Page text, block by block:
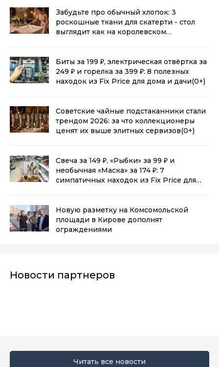
Забудьте про обычный хлопок: 3
роскошные ткани для скатерти - стол
выглядит как на королевском
Биты за 199 ₽, электрическая отвёртка за
249 ₽ и горелка за 399 ₽: 8 полезных
находок из Fix Price для дома и дачи(0+)
Советские чайные подстаканники стали
трендом 2026: за что коллекционеры
ценят их выше элитных сервизов(0+)
Свеча за 149 ₽, «Рыбки» за 99 ₽ и
необычная «Маска» за 174 ₽: 7
симпатичных находок из Fix Price для
Новую разметку на Комсомольской
площади в Кирове дополнят
ограждениями
Новости партнеров
Читать все новости